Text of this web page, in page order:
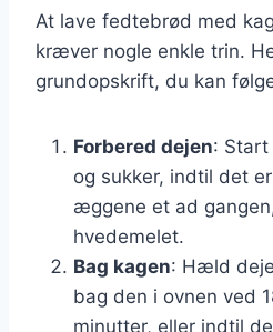
At lave fedtebrød med
kræver nogle enkle trin.
grundopskrift, du kan
Forbered dejen:
og sukker, indtil det
æggene et ad
hvedemelet.
Bag kagen: Hæld
bag den i ovnen ved
minutter, eller indtil